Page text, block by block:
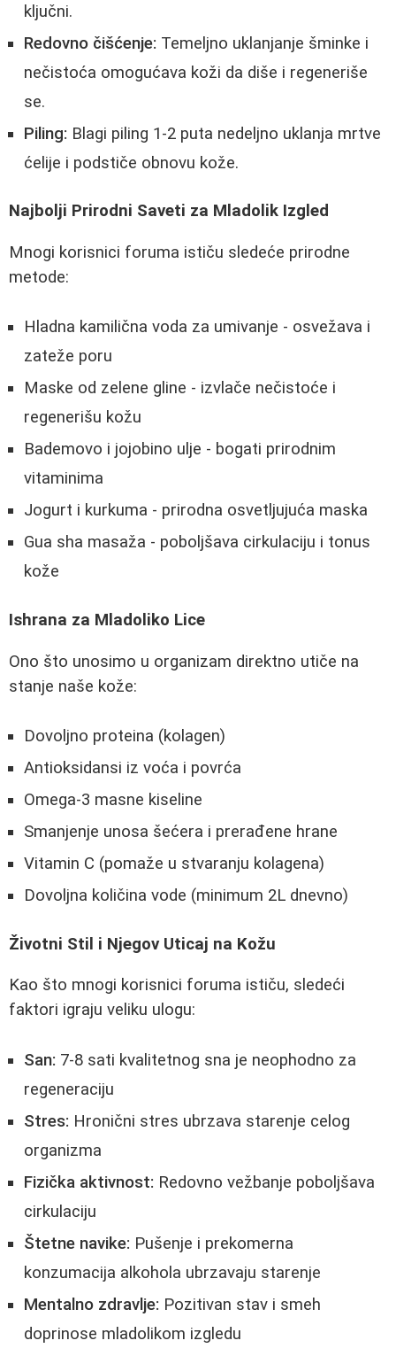
ključni.
Redovno čišćenje: Temeljno uklanjanje šminke i
nečistoća omogućava koži da diše i regeneriše
se.
Piling: Blagi piling 1-2 puta nedeljno uklanja mrtve
ćelije i podstiče obnovu kože.
Najbolji Prirodni Saveti za Mladolik Izgled
Mnogi korisnici foruma ističu sledeće prirodne
metode:
Hladna kamilična voda za umivanje - osvežava i
zateže poru
Maske od zelene gline - izvlače nečistoće i
regenerišu kožu
Bademovo i jojobino ulje - bogati prirodnim
vitaminima
Jogurt i kurkuma - prirodna osvetljujuća maska
Gua sha masaža - poboljšava cirkulaciju i tonus
kože
Ishrana za Mladoliko Lice
Ono što unosimo u organizam direktno utiče na
stanje naše kože:
Dovoljno proteina (kolagen)
Antioksidansi iz voća i povrća
Omega-3 masne kiseline
Smanjenje unosa šećera i prerađene hrane
Vitamin C (pomaže u stvaranju kolagena)
Dovoljna količina vode (minimum 2L dnevno)
Životni Stil i Njegov Uticaj na Kožu
Kao što mnogi korisnici foruma ističu, sledeći
faktori igraju veliku ulogu:
San: 7-8 sati kvalitetnog sna je neophodno za
regeneraciju
Stres: Hronični stres ubrzava starenje celog
organizma
Fizička aktivnost: Redovno vežbanje poboljšava
cirkulaciju
Štetne navike: Pušenje i prekomerna
konzumacija alkohola ubrzavaju starenje
Mentalno zdravlje: Pozitivan stav i smeh
doprinose mladolikom izgledu